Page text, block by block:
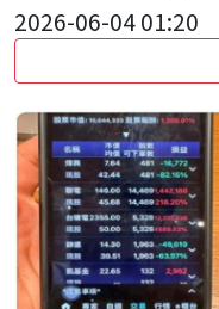
2026-06-04 01:20